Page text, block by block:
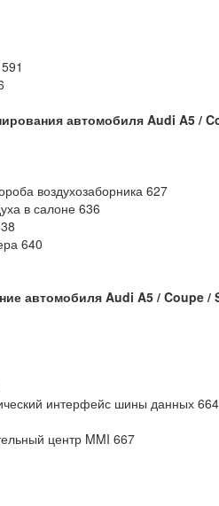
автомобиля Audi A5 /
воздухозаборника 627
в салоне 636
640
автомобиляAudi A5 / Coupe /
интерфейс шины данных 664
центр MMI 667